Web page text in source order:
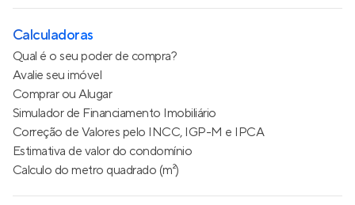
Calculadoras
Qual é o seu poder de compra?
Avalie seu imóvel
Comprar ou Alugar
Simulador de Financiamento Imobiliário
Correção de Valores pelo INCC, IGP-M e IPCA
Estimativa de valor do condomínio
Calculo do metro quadrado (m²)